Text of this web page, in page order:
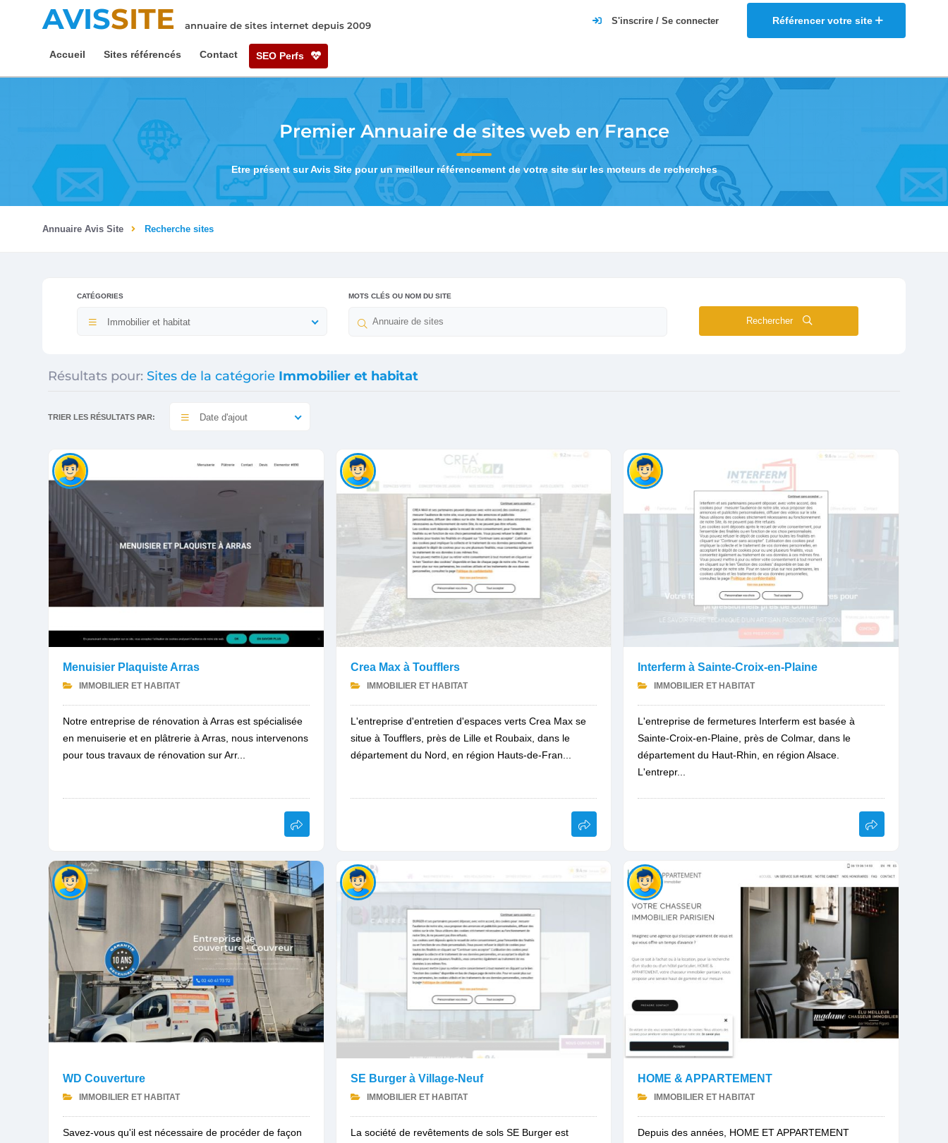
AVISSITE annuaire de sites internet depuis 2009 Référencer votre site
S'inscrire / Se connecter
Accueil Sites référencés Contact SEO Perfs
Premier Annuaire de sites web en France
Etre présent sur Avis Site pour un meilleur référencement de votre site sur les moteurs de recherches
Annuaire Avis Site Recherche sites
CATÉGORIES
Immobilier et habitat
MOTS CLÉS OU NOM DU SITE
Rechercher
Résultats pour: Sites de la catégorie Immobilier et habitat
TRIER LES RÉSULTATS PAR: Date d'ajout
Menuisier Plaquiste Arras
IMMOBILIER ET HABITAT
Notre entreprise de rénovation à Arras est spécialisée
en menuiserie et en plâtrerie à Arras, nous intervenons
pour tous travaux de rénovation sur Arr...
Crea Max à Toufflers
IMMOBILIER ET HABITAT
L'entreprise d'entretien d'espaces verts Crea Max se
situe à Toufflers, près de Lille et Roubaix, dans le
département du Nord, en région Hauts-de-Fran...
Interferm à Sainte-Croix-en-Plaine
IMMOBILIER ET HABITAT
L'entreprise de fermetures Interferm est basée à
Sainte-Croix-en-Plaine, près de Colmar, dans le
département du Haut-Rhin, en région Alsace.
L'entrepr...
WD Couverture
IMMOBILIER ET HABITAT
Savez-vous qu'il est nécessaire de procéder de façon
SE Burger à Village-Neuf
IMMOBILIER ET HABITAT
La société de revêtements de sols SE Burger est
HOME & APPARTEMENT
IMMOBILIER ET HABITAT
Depuis des années, HOME ET APPARTEMENT